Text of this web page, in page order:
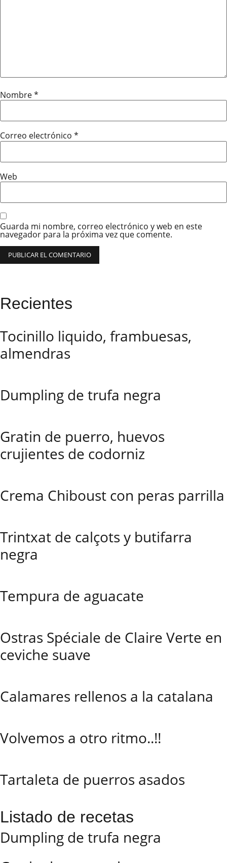
Nombre*
Correo electrónico *
Web
Guarda mi nombre, correo electrónico y web en este
navegador para la próxima vez que comente.
Recientes
Tocinillo liquido, frambuesas,
almendras
Dumpling de trufa negra
Gratin de puerro, huevos
crujientes de codorniz
Crema Chiboust con peras parrilla
Trintxat de calçots y butifarra
negra
Tempura de aguacate
Ostras Spéciale de Claire Verte en
ceviche suave
Calamares rellenos a la catalana
Volvemos a otro ritmo..!!
Tartaleta de puerros asados
Listado de recetas
Dumpling de trufa negra